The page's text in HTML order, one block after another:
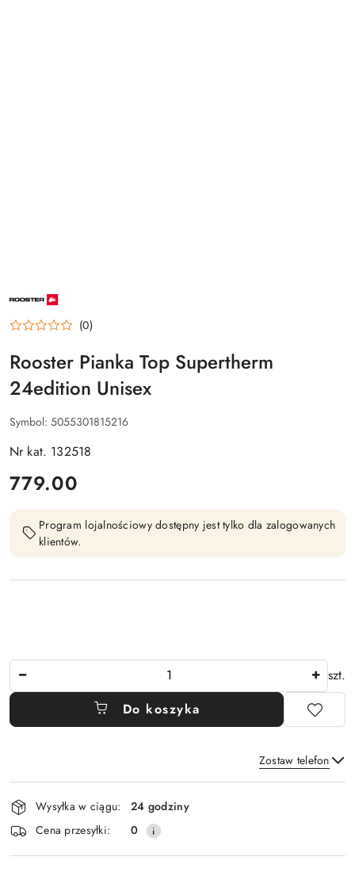
NAZWA
PRODUCENTA:
ROOSTER (0)
Rooster Pianka Top Supertherm
24edition Unisex
Symbol: 5055301815216
Nr kat. 132518
cena:
779.00
Program lojalnościowy dostępny jest tylko dla zalogowanych
klientów.
szt.
Do koszyka
Zostaw telefon
Wyślij
Dostępność
i
dostawa
Wysyłka w ciągu:
24 godziny
Cena przesyłki:
0